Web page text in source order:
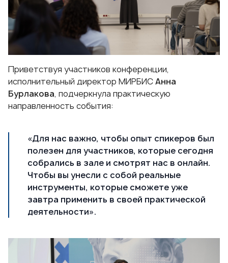
Приветствуя участников конференции,
исполнительный директор МИРБИСАнна
Бурлакова, подчеркнула практическую
направленность события:
«Для нас важно, чтобы опыт спикеров был
полезен для участников, которые сегодня
собрались в зале и смотрят нас в онлайн.
Чтобы вы унесли с собой реальные
инструменты, которые сможете уже
завтра применить в своей практической
деятельности».